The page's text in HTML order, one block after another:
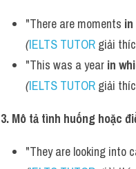
"There are moments
(IELTS TUTOR giải
"This was a year in
(IELTS TUTOR giải
3. Mô tả tình huống hoặc
"They are looking into